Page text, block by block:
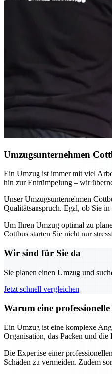
Umzugsunternehmen
Ein Umzug ist immer mit viel
hin zur Entrümpelung – wir
Unser Umzugsunternehmen
Qualitätsanspruch. Egal, ob Sie
Um Ihren Umzug optimal zu
Cottbus starten Sie nicht nur
Wir sind für Sie da
Sie planen einen Umzug und
Jetzt schnell vergleichen
Warum eine
Ein Umzug ist eine komplexe
Organisation, das Packen und die
Die Expertise einer
Schäden zu vermeiden. Zudem